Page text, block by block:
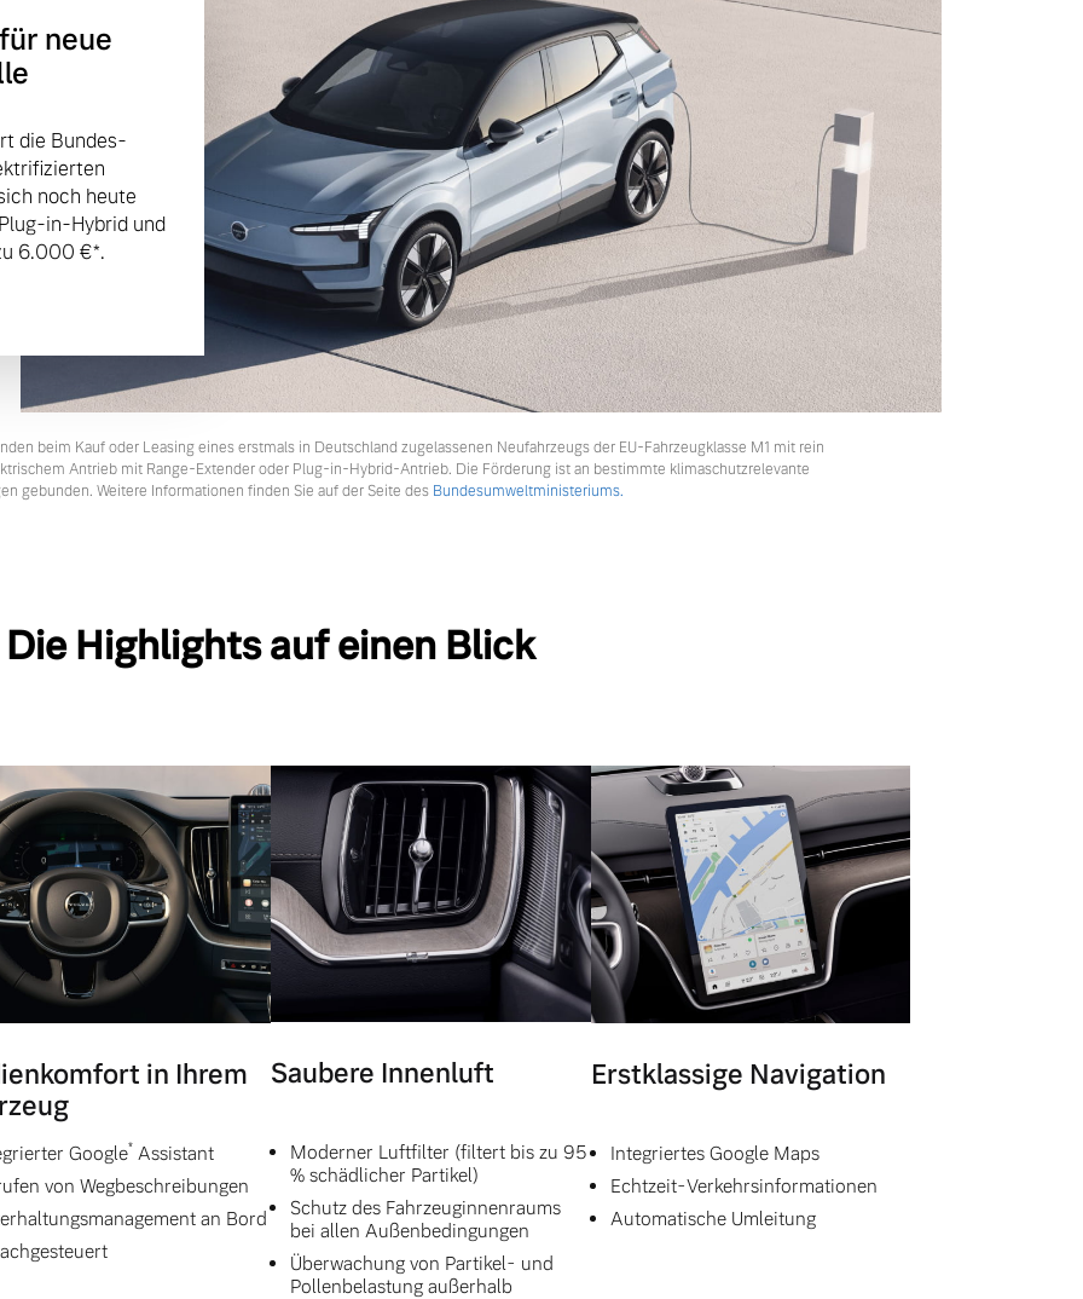
neue
die Bundes-
noch heute
in-Hybrid und
6.000 €⁠*.
beim Kauf oder Leasing eines erstmals in Deutschland zugelassenen Neufahrzeugs der EU-Fahrzeugklasse M1 mit rein
Antrieb mit Range-Extender oder Plug-in-Hybrid-Antrieb. Die Förderung ist an bestimmte klimaschutzrelevante
gebunden. Weitere Informationen finden Sie auf der Seite des Bundesumweltministeriums.
Die Highlights auf einen Blick
in Ihrem
Google* Assistant
von Wegbeschreibungen
an Bord
Saubere Innenluft
Moderner Luftfilter (filtert bis zu 95
% schädlicher Partikel)
Schutz des Fahrzeuginnenraums
bei allen Außenbedingungen
Überwachung von Partikel- und
Pollenbelastung außerhalb
Erstklassige Navigation
Integriertes Google Maps
Echtzeit-Verkehrsinformationen
Automatische Umleitung